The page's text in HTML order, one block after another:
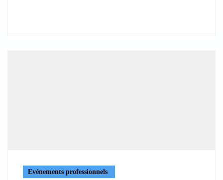
Evénements professionnels